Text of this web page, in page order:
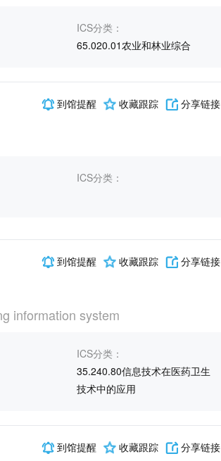
ICS分类：
65.020.01农业和林业综合
到馆提醒 收藏跟踪 分享链接
ICS分类：
到馆提醒 收藏跟踪 分享链接
information system
ICS分类：
35.240.80信息技术在医药卫生
技术中的应用
到馆提醒 收藏跟踪 分享链接